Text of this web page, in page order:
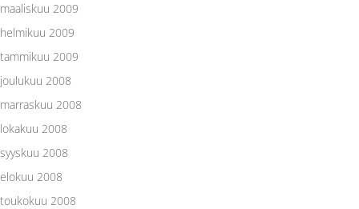
maaliskuu 2009
helmikuu 2009
tammikuu 2009
joulukuu 2008
marraskuu 2008
lokakuu 2008
syyskuu 2008
elokuu 2008
toukokuu 2008